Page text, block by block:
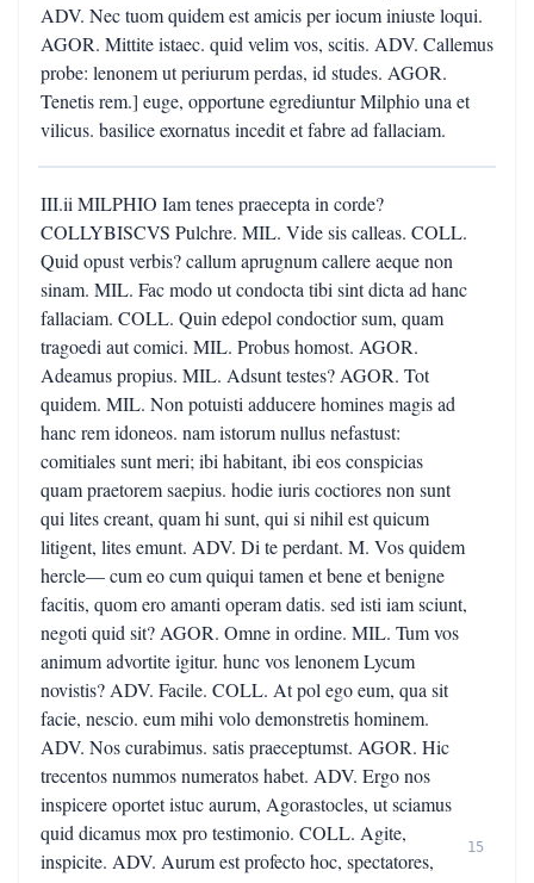
ADV. Nec tuom quidem est amicis per iocum iniuste loqui.
AGOR. Mittite istaec. quid velim vos, scitis. ADV. Callemus
probe: lenonem ut periurum perdas, id studes. AGOR.
Tenetis rem.] euge, opportune egrediuntur Milphio una et
vilicus. basilice exornatus incedit et fabre ad fallaciam.
III.ii MILPHIO Iam tenes praecepta in corde?
COLLYBISCVS Pulchre. MIL. Vide sis calleas. COLL.
Quid opust verbis? callum aprugnum callere aeque non
sinam. MIL. Fac modo ut condocta tibi sint dicta ad hanc
fallaciam. COLL. Quin edepol condoctior sum, quam
tragoedi aut comici. MIL. Probus homost. AGOR.
Adeamus propius. MIL. Adsunt testes? AGOR. Tot
quidem. MIL. Non potuisti adducere homines magis ad
hanc rem idoneos. nam istorum nullus nefastust:
comitiales sunt meri; ibi habitant, ibi eos conspicias
quam praetorem saepius. hodie iuris coctiores non sunt
qui lites creant, quam hi sunt, qui si nihil est quicum
litigent, lites emunt. ADV. Di te perdant. M. Vos quidem
hercle— cum eo cum quiqui tamen et bene et benigne
facitis, quom ero amanti operam datis. sed isti iam sciunt,
negoti quid sit? AGOR. Omne in ordine. MIL. Tum vos
animum advortite igitur. hunc vos lenonem Lycum
novistis? ADV. Facile. COLL. At pol ego eum, qua sit
facie, nescio. eum mihi volo demonstretis hominem.
ADV. Nos curabimus. satis praeceptumst. AGOR. Hic
trecentos nummos numeratos habet. ADV. Ergo nos
inspicere oportet istuc aurum, Agorastocles, ut sciamus
quid dicamus mox pro testimonio. COLL. Agite,
inspicite. ADV. Aurum est profecto hoc, spectatores,
15